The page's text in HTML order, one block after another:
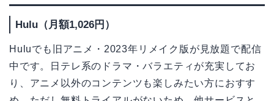
Hulu（月額1,026円）
Huluでも旧アニメ・2023年リメイク版が見放題で配信
中です。日テレ系のドラマ・バラエティが充実してお
り、アニメ以外のコンテンツも楽しみたい方におすす